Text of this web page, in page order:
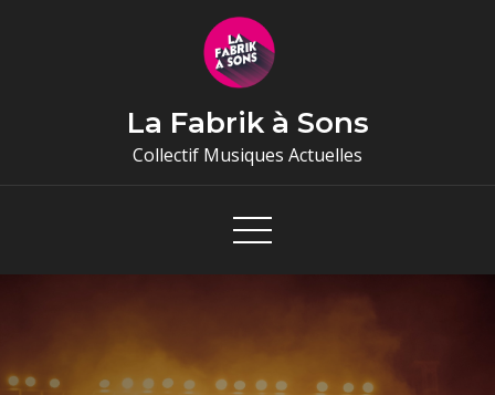
La Fabrik à Sons
Collectif Musiques Actuelles